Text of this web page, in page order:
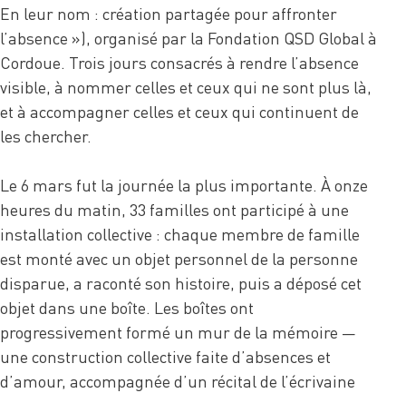
En leur nom : création partagée pour affronter
l’absence »), organisé par la Fondation QSD Global à
Cordoue. Trois jours consacrés à rendre l’absence
visible, à nommer celles et ceux qui ne sont plus là,
et à accompagner celles et ceux qui continuent de
les chercher.
Le 6 mars fut la journée la plus importante. À onze
heures du matin, 33 familles ont participé à une
installation collective : chaque membre de famille
est monté avec un objet personnel de la personne
disparue, a raconté son histoire, puis a déposé cet
objet dans une boîte. Les boîtes ont
progressivement formé un mur de la mémoire —
une construction collective faite d’absences et
d’amour, accompagnée d’un récital de l’écrivaine